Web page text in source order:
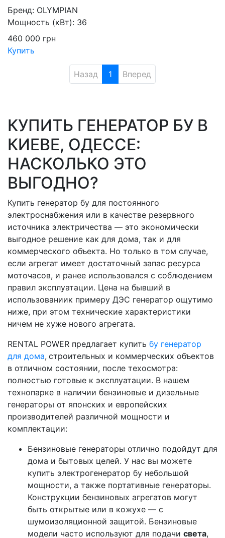
Бренд: OLYMPIAN
Мощность (кВт): 36
460 000 грн
Купить
Назад 1 Вперед
КУПИТЬ ГЕНЕРАТОР БУ В
КИЕВЕ, ОДЕССЕ:
НАСКОЛЬКО ЭТО
ВЫГОДНО?
Купить генератор бу для постоянного
электроснабжения или в качестве резервного
источника электричества — это экономически
выгодное решение как для дома, так и для
коммерческого объекта. Но только в том случае,
если агрегат имеет достаточный запас ресурса
моточасов, и ранее использовался с соблюдением
правил эксплуатации. Цена на бывший в
использованиик примеру ДЭС генератор ощутимо
ниже, при этом технические характеристики
ничем не хуже нового агрегата.
RENTAL POWER предлагает купить бу генератор
для дома, строительных и коммерческих объектов
в отличном состоянии, после техосмотра:
полностью готовые к эксплуатации. В нашем
технопарке в наличии бензиновые и дизельные
генераторы от японских и европейских
производителей различной мощности и
комплектации:
Бензиновые генераторы отлично подойдут для
дома и бытовых целей. У нас вы можете
купить электрогенератор бу небольшой
мощности, а также портативные генераторы.
Конструкции бензиновых агрегатов могут
быть открытые или в кожухе — с
шумоизоляционной защитой. Бензиновые
модели часто используют для подачи света,